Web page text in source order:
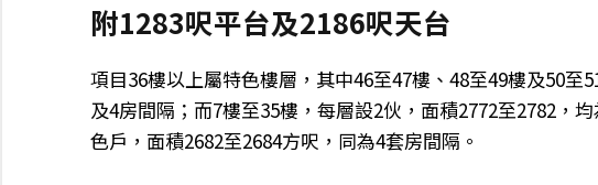
附1283呎平台及2186呎天台
項目36樓以上屬特色樓層，其中46至47樓、48至49樓及50至
及4房間隔；而7樓至35樓，每層設2伙，面積2772至2782，
色戶，面積2682至2684方呎，同為4套房間隔。